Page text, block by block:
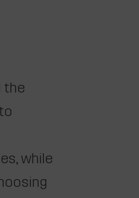
the
while